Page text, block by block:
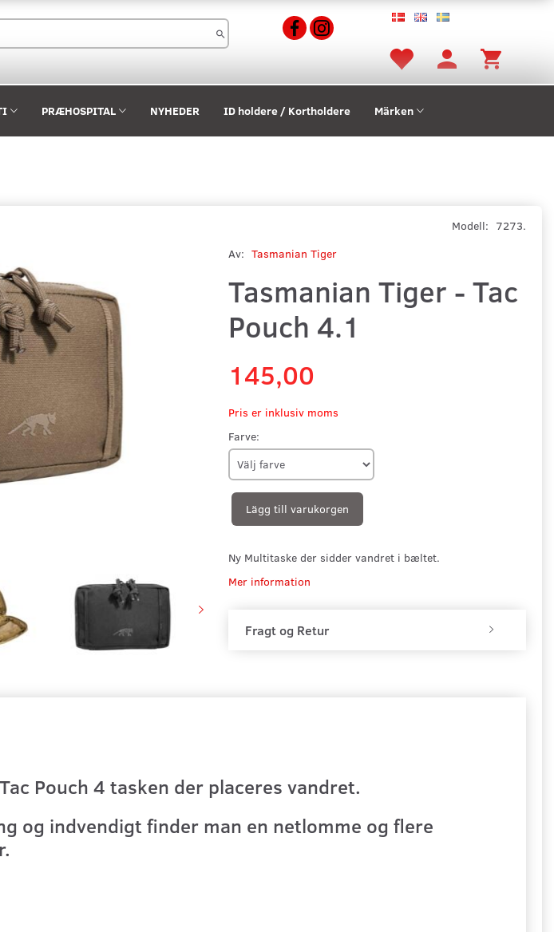
PRÆHOSPITAL NYHEDER ID holdere / Kortholdere Märken
Modell: 7273.
Av: Tasmanian Tiger
Tasmanian Tiger - Tac
Pouch 4.1
145,00
Pris er inklusiv moms
Farve:
Lägg till varukorgen
Ny Multitaske der sidder vandret i bæltet.
Mer information
Fragt og Retur
Pouch 4 tasken der placeres vandret.
og indvendigt finder man en netlomme og flere